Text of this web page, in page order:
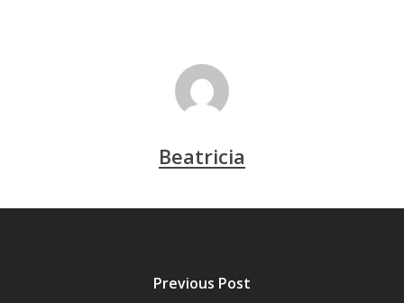
Beatricia
Previous Post